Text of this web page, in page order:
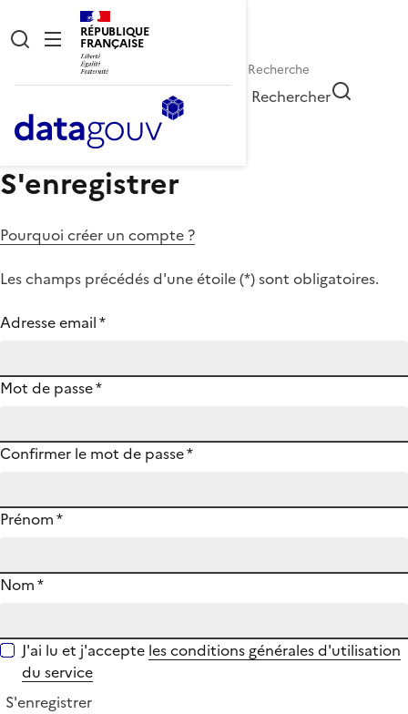
RÉPUBLIQUE
FRANÇAISE
Rechercher
S'enregistrer
Pourquoi créer un compte ?
Les champs précédés d'une étoile (*) sont obligatoires.
Adresse email*
Mot de passe*
Confirmer le mot de passe*
Prénom*
Nom*
J'ai lu et j'accepte les conditions générales d'utilisation
du service
S'enregistrer